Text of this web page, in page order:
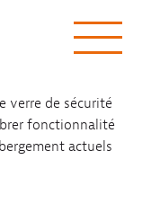
verre de sécurité
fonctionnalité
actuels